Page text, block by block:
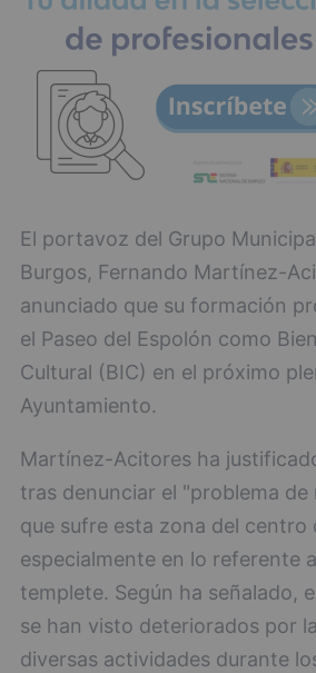
El portavoz del Grupo
Burgos, Fernando Martínez-
anunciado que su formación
el Paseo del Espolón como
Cultural (BIC) en el próximo
Ayuntamiento.
Martínez-Acitores ha
tras denunciar el "problema
que sufre esta zona del centro
especialmente en lo referente
templete. Según ha señalado,
se han visto deteriorados por
diversas actividades durante